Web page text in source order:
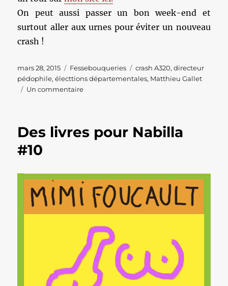
On peut aussi passer un bon week-end et
surtout aller aux urnes pour éviter un nouveau
crash !
Publié
le
mars 28, 2015 Catégories
Fessebouqueries Étiquettes
crash A320,directeur
pédophile,électtions départementales, Matthieu Gallet
Un commentairesur
Des livres pour Nabilla
#10